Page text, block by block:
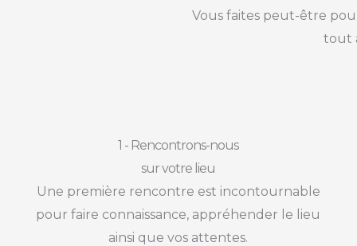
Vous faites peut-être
tout
1 - Rencontrons-nous
sur votre lieu
Une première rencontre est incontournable
pour faire connaissance, appréhender le lieu
ainsi que vos attentes.